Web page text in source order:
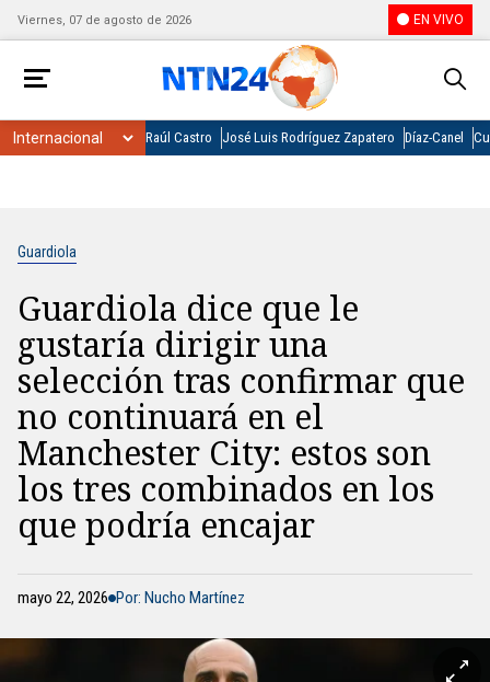
Viernes, 07 de agosto de 2026 EN VIVO
Raúl Castro José Luis Rodríguez Zapatero Díaz-Canel
Guardiola
Guardiola dice que le
gustaría dirigir una
selección tras confirmar que
no continuará en el
Manchester City: estos son
los tres combinados en los
que podría encajar
mayo 22, 2026 Por: Nucho Martínez